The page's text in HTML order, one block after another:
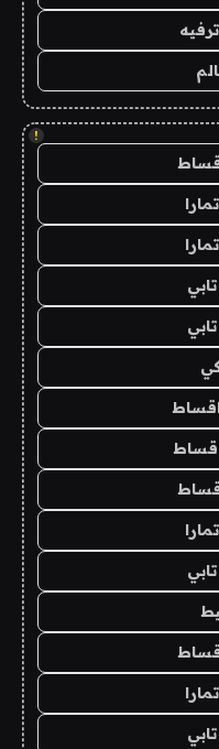
!